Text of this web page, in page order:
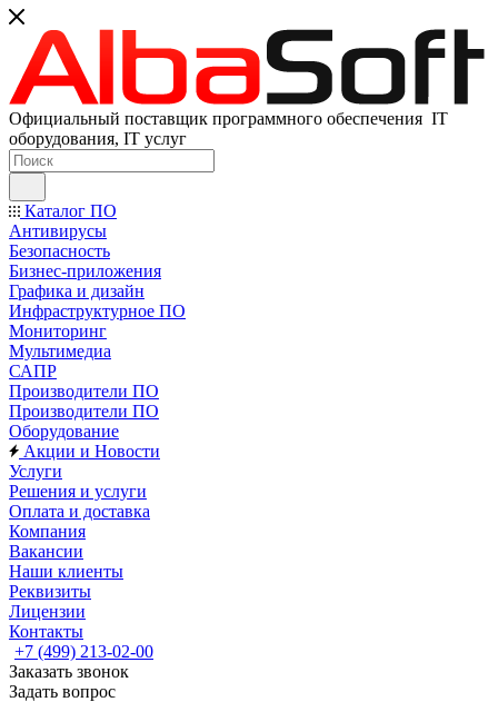
Официальный поставщик программного обеспечения IT
оборудования, IT услуг
Каталог ПО
Антивирусы
Безопасность
Бизнес-приложения
Графика и дизайн
Инфраструктурное ПО
Мониторинг
Мультимедиа
САПР
Производители ПО
Производители ПО
Оборудование
Акции и Новости
Услуги
Решения и услуги
Оплата и доставка
Компания
Вакансии
Наши клиенты
Реквизиты
Лицензии
Контакты
+7 (499) 213-02-00
Заказать звонок
Задать вопрос